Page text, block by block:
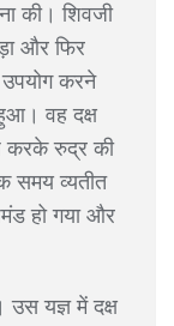
की। शिवजी
और फिर
करने
वह दक्ष
करके रुद्र की
समय व्यतीत
हो गया और
उस यज्ञ में दक्ष